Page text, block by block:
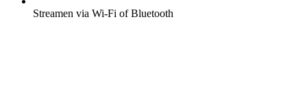
Streamen via Wi-Fi of Bluetooth